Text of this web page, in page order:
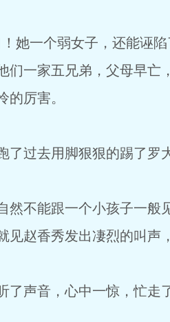
一个弱女子，还能诬陷
们一家五兄弟，父母早亡
的厉害。
过去用脚狠狠的踢了罗
不能跟一个小孩子一般见
见赵香秀发出凄烈的叫
声音，心中一惊，忙走了